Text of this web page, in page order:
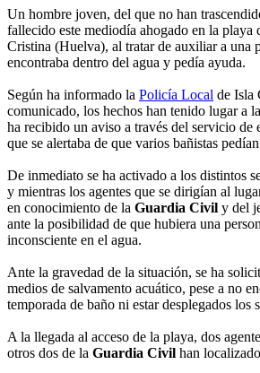
Un hombre joven, del que no han
fallecido este mediodía ahogado en la playa
Cristina (Huelva), al tratar de auxiliar a una
encontraba dentro del agua y pedía ayuda.
Según ha informado la Policía Local de Isla
comunicado, los hechos han tenido lugar a
ha recibido un aviso a través del servicio de
que se alertaba de que varios bañistas
De inmediato se ha activado a los distintos
y mientras los agentes que se dirigían al
en conocimiento de la Guardia Civil y del
ante la posibilidad de que hubiera una
inconsciente en el agua.
Ante la gravedad de la situación, se ha
medios de salvamento acuático, pese a no
temporada de baño ni estar desplegados los
A la llegada al acceso de la playa, dos
otros dos de la Guardia Civil han